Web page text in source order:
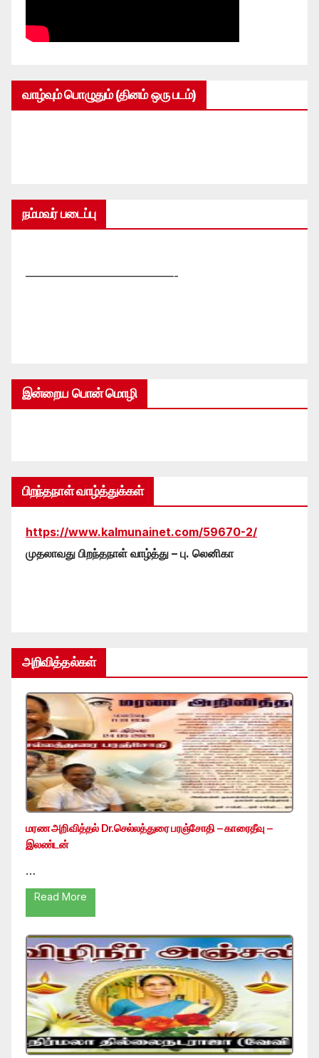
வாழ்வும் பொழுதும் (தினம் ஒரு படம்)
நம்மவர் படைப்பு
—————————————-
இன்றைய பொன் மொழி
பிறந்தநாள் வாழ்த்துக்கள்
https://www.kalmunainet.com/59670-2/
முதலாவது பிறந்தநாள் வாழ்த்து – பு. லெனிகா
அறிவித்தல்கள்
மரண அறிவித்தல் Dr.செல்லத்துரை பரஞ்சோதி – காரைதீவு –
இலண்டன்
…
Read More